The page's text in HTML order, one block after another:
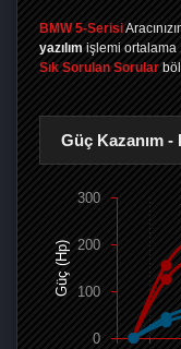
BMW 5-Serisi
yazılım işlemi ortalama
Sık Sorulan Sorular
Güç Kazanım
Güç (Hp)
0
100
200
300